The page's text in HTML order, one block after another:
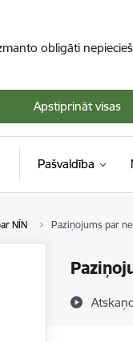
obligāti
Apstiprināt visas
Pašvaldība
NĪN Paziņojums par